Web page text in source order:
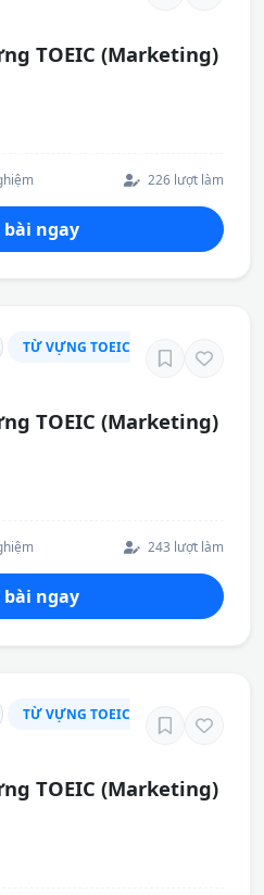
TOEIC (Marketing)
226 lượt làm
bài ngay
TỪ VỰNG TOEIC
TOEIC (Marketing)
243 lượt làm
bài ngay
TỪ VỰNG TOEIC
TOEIC (Marketing)